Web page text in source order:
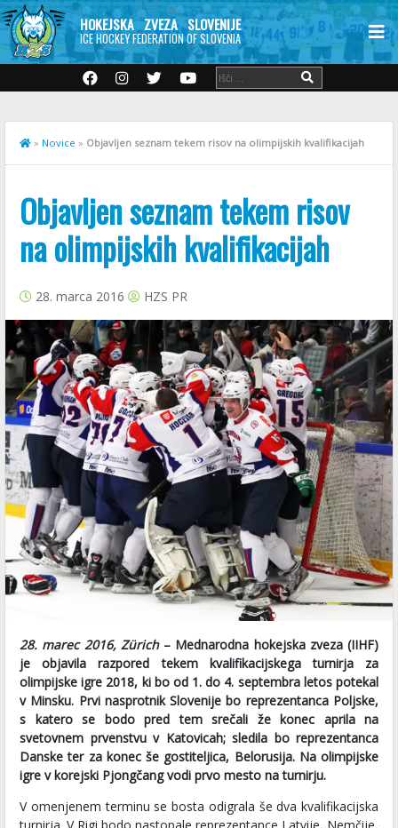
HOKEJSKA ZVEZA SLOVENIJE
ICE HOCKEY FEDERATION OF SLOVENIA
» Novice » Objavljen seznam tekem risov na olimpijskih kvalifikacijah
Objavljen seznam tekem risov
na olimpijskih kvalifikacijah
28. marca 2016 HZS PR
28. marec 2016, Zürich– Mednarodna hokejska zveza (IIHF)
je objavila razpored tekem kvalifikacijskega turnirja za
olimpijske igre 2018, ki bo od 1. do 4. septembra letos potekal
v Minsku. Prvi nasprotnik Slovenije bo reprezentanca Poljske,
s katero se bodo pred tem srečali že konec aprila na
svetovnem prvenstvu v Katovicah; sledila bo reprezentanca
Danske ter za konec še gostiteljica, Belorusija. Na olimpijske
igre v korejski Pjongčang vodi prvo mesto na turnirju.
V omenjenem terminu se bosta odigrala še dva kvalifikacijska